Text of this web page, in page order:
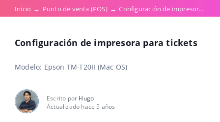
Inicio → Punto de venta (POS) → Configuración de impresora para tickets
Configuración de impresora para tickets
Modelo: Epson TM-T20II (Mac OS)
Escrito por Hugo
Actualizado hace 5 años